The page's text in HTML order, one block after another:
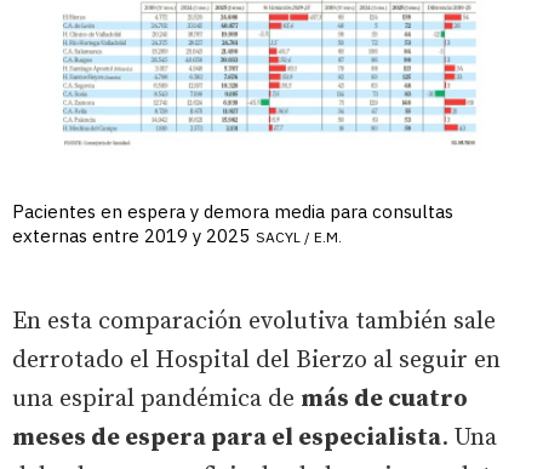
Pacientes en espera y demora media para consultas
externas entre 2019 y 2025 SACYL / E.M.
En esta comparación evolutiva también sale
derrotado el Hospital del Bierzo al seguir en
una espiral pandémica de más de cuatro
meses de espera para el especialista. Una